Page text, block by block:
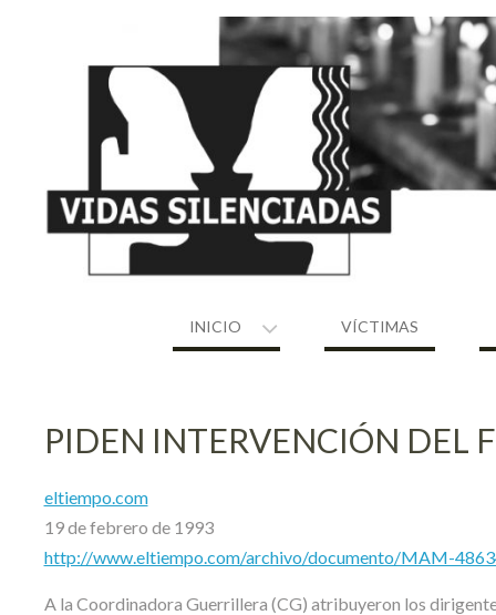
INICIO VÍCTIMAS
PIDEN INTERVENCIÓN DEL
eltiempo.com
19 de febrero de 1993
http://www.eltiempo.com/archivo/documento/MAM-
A la Coordinadora Guerrillera (CG) atribuyeron los